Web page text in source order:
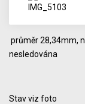
průměr 28,34mm,
nesledována
Stav viz foto